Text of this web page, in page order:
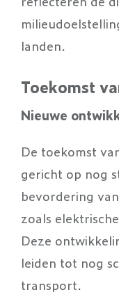
landen.
Toekomst
Nieuwe
De toekomst
gericht op nog
bevordering
zoals
Deze
leiden tot nog
transport.